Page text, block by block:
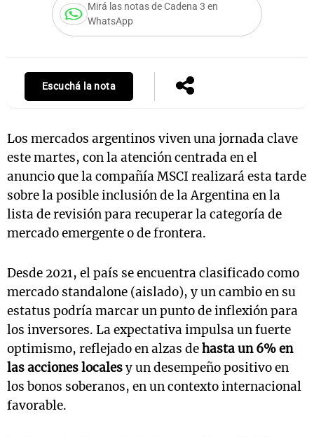
Mirá las notas de Cadena 3 en
WhatsApp
Escuchá la nota
Los mercados argentinos viven una jornada clave
este martes, con la atención centrada en el
anuncio que la compañía MSCI realizará esta tarde
sobre la posible inclusión de la Argentina en la
lista de revisión para recuperar la categoría de
mercado emergente o de frontera.
Desde 2021, el país se encuentra clasificado como
mercado standalone (aislado), y un cambio en su
estatus podría marcar un punto de inflexión para
los inversores. La expectativa impulsa un fuerte
optimismo, reflejado en alzas dehasta un 6% en
las acciones localesy un desempeño positivo en
los bonos soberanos, en un contexto internacional
favorable.
Mundial 2026